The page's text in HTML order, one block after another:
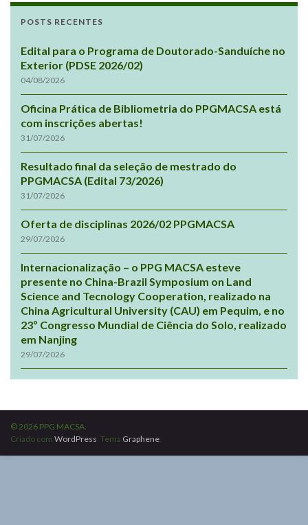
POSTS RECENTES
Edital para o Programa de Doutorado-Sanduíche no
Exterior (PDSE 2026/02)
04/08/2026
Oficina Prática de Bibliometria do PPGMACSA está
com inscrições abertas!
31/07/2026
Resultado final da seleção de mestrado do
PPGMACSA (Edital 73/2026)
31/07/2026
Oferta de disciplinas 2026/02 PPGMACSA
29/07/2026
Internacionalização – o PPG MACSA esteve
presente no China-Brazil Symposium on Land
Science and Tecnology Cooperation, realizado na
China Agricultural University (CAU) em Pequim, e no
23º Congresso Mundial de Ciência do Solo, realizado
em Nanjing
29/07/2026
© 2026 PPG MACSA.
Criado com WordPress . Tema Graphene